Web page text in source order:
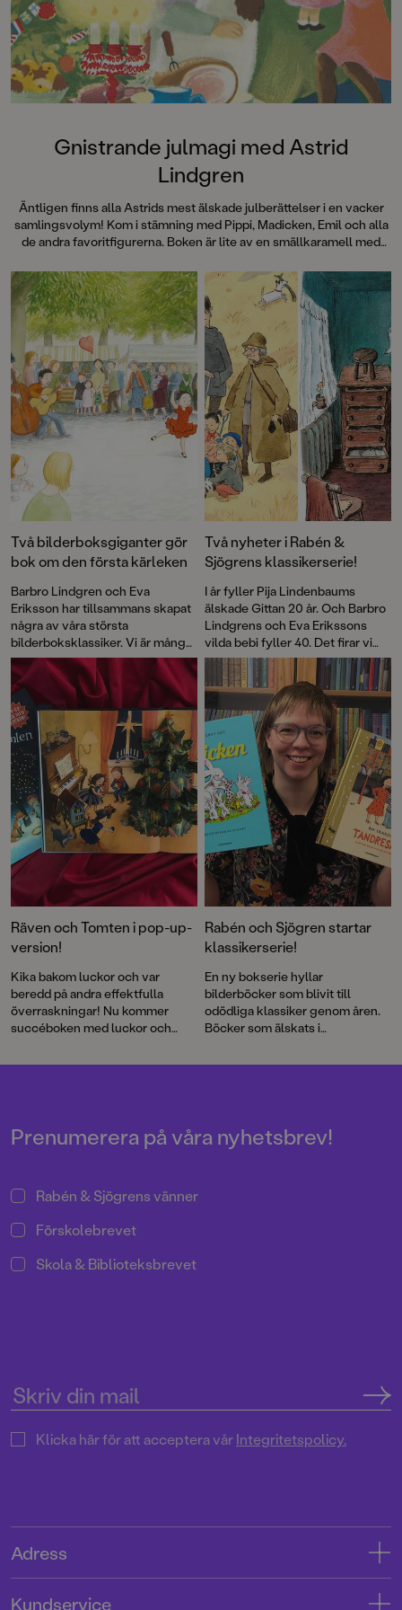
Gnistrande julmagi med Astrid
Lindgren
Äntligen finns alla Astrids mest älskade julberättelser i en vacker
samlingsvolym! Kom i stämning med Pippi, Madicken, Emil och alla
de andra favoritfigurerna. Boken är lite av en smällkaramell med
Ingrid Vang Nyman och Eva Eriksson.
Två bilderboksgiganter gör
bok om den första kärleken
Barbro Lindgren och Eva
Eriksson har tillsammans skapat
några av våra största
bilderboksklassiker. Vi är många
som skrattat med Max, njutit av
den vilda bebins äventyr och
gråtit floder till Andrejs längtan.
Boken om Juan och Rosalia är
deras första gemensamma bok
på många år.
Två nyheter i Rabén &
Sjögrens klassikerserie!
I år fyller Pija Lindenbaums
älskade Gittan 20 år. Och Barbro
Lindgrens och Eva Erikssons
vilda bebi fyller 40. Det firar vi
med nyutgåvor av de första
böckerna som en del i vår
klassikerserie!
Räven och Tomten i pop-up-
version!
Kika bakom luckor och var
beredd på andra effektfulla
överraskningar! Nu kommer
succéboken med luckor och
stämning och dramatik i den fina
Rabén och Sjögren startar
klassikerserie!
En ny bokserie hyllar
bilderböcker som blivit till
odödliga klassiker genom åren.
Böcker som älskats i
kommer i nya jubileumsutgåvor.
tappade en tand.
Prenumerera på våra nyhetsbrev!
Rabén & Sjögrens vänner
Förskolebrevet
Skola & Biblioteksbrevet
Klicka här för att acceptera vårIntegritetspolicy.
Adress
Kundservice